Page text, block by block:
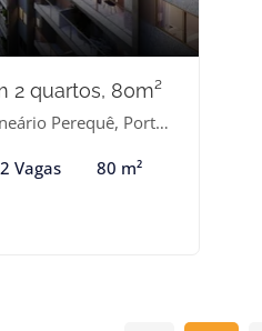
2 quartos, 80m²
Porto Belo-SC
2 Vagas 80 m²